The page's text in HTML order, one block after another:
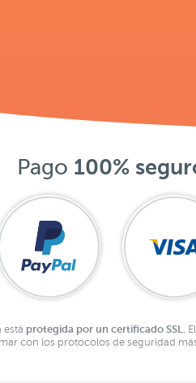
Pago 100%
está protegida por un certificado SSL.
con los protocolos de seguridad